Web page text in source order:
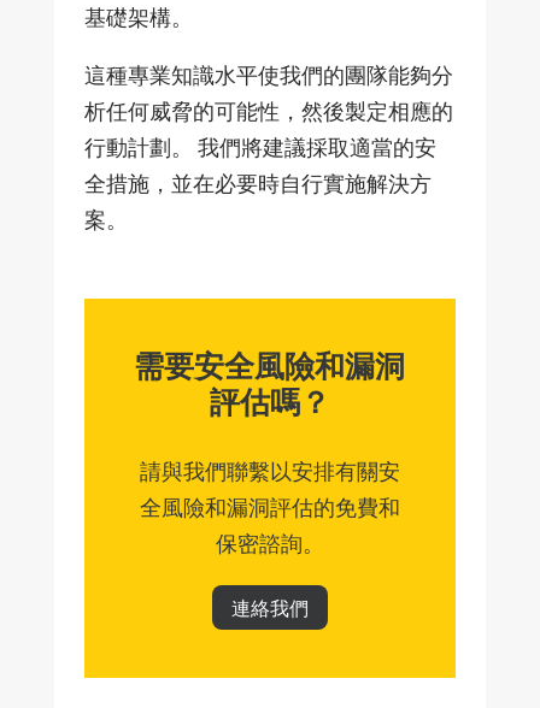
基礎架構。
這種專業知識水平使我們的團隊能夠分
析任何威脅的可能性，然後製定相應的
行動計劃。 我們將建議採取適當的安
全措施，並在必要時自行實施解決方
案。
需要安全風險和漏洞
評估嗎？
請與我們聯繫以安排有關安
全風險和漏洞評估的免費和
保密諮詢。
連絡我們